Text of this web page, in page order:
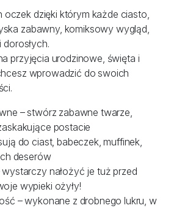
dzięki którym każde ciasto,
zabawny, komiksowy wygląd,
przyjęcia urodzinowe, święta i
wprowadzić do swoich
– stwórz zabawne twarze,
postacie
do ciast, babeczek, muffinek,
deserów
nałożyć je tuż przed
wypieki ożyły!
– wykonane z drobnego lukru, w